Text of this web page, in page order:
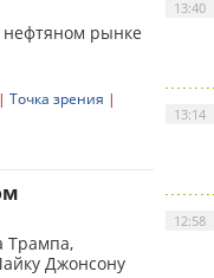
нефтяном рынке
| Точка зрения |
Трампа,
Джонсону
13:40
13:14
12:58